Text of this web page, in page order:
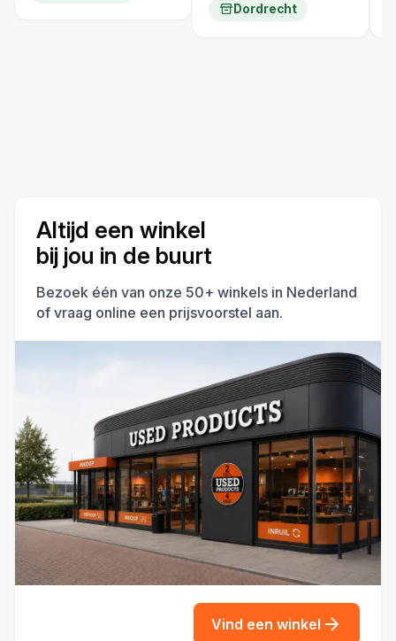
Dordrecht
Altijd een winkel
bij jou in de buurt
Bezoek één van onze 50+ winkels in Nederland
of vraag online een prijsvoorstel aan.
Vind een winkel